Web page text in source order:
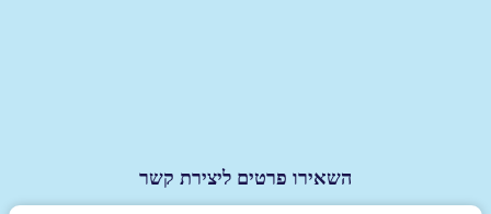
השאירו פרטים ליצירת קשר